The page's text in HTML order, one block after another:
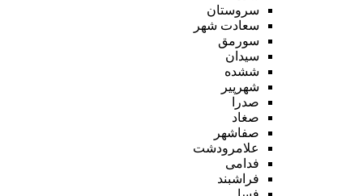
سروستان
سعادت شهر
سورمق
سیدان
ششده
شهرپیر
صدرا
صغاد
صفاشهر
علامرودشت
فدامی
فراشبند